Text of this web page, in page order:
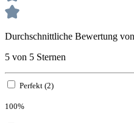
Durchschnittliche Bewertung
5 von 5 Sternen
Perfekt (2)
100%